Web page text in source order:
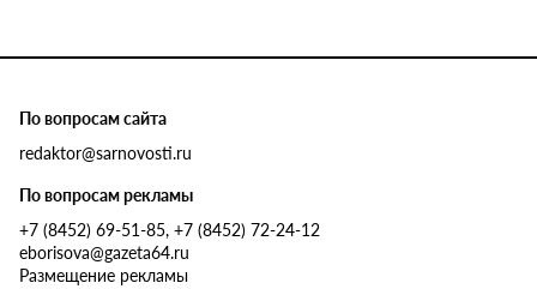
По вопросам сайта
redaktor@sarnovosti.ru
По вопросам рекламы
+7 (8452) 69-51-85, +7 (8452) 72-24-12
eborisova@gazeta64.ru
Размещение рекламы